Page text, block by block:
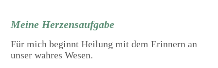
Meine Herzensaufgabe
Für mich beginnt Heilung mit dem Erinnern an
unser wahres Wesen.